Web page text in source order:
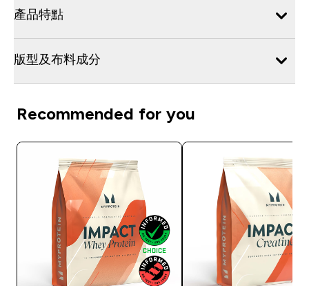
產品特點
版型及布料成分
Recommended for you